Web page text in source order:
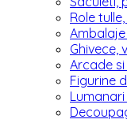
Role
Ghivece,
Arcade
Figurine